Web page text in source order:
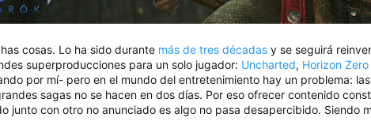
cosas. Lo ha sido durante más de tres décadas y se seguirá
superproducciones para un solo jugador: Uncharted, Horizon
por mí- pero en el mundo del entretenimiento hay un problema:
sagas no se hacen en dos días. Por eso ofrecer contenido
junto con otro no anunciado es algo no pasa desapercibido. Siendo